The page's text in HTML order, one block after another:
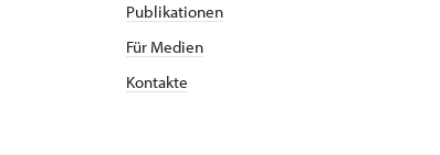
Publikationen
Für Medien
Kontakte